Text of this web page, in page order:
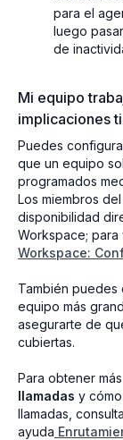
para el
luego
de
Mi equipo
implicaciones
Puedes
que un equipo
programados
Los miembros
disponibilidad
Workspace; para
Workspace:
También
equipo más
asegurarte de
cubiertas.
Para obtener
llamadas y
llamadas,
ayuda